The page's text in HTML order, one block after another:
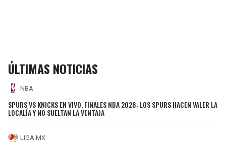
ÚLTIMAS NOTICIAS
NBA
SPURS VS KNICKS EN VIVO, FINALES NBA 2026: LOS SPURS HACEN VALER LA
LOCALÍA Y NO SUELTAN LA VENTAJA
LIGA MX